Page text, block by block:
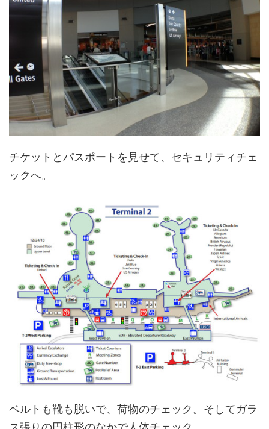
チケットとパスポートを見せて、セキュリティチェ
ックへ。
ベルトも靴も脱いで、荷物のチェック。そしてガラ